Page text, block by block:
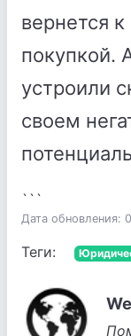
вернется
покупкой.
устроили
своем
```
Дата обновления:
Теги: